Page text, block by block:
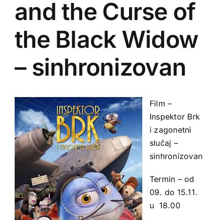
and the Curse of
the Black Widow
– sinhronizovan
Film –
Inspektor Brk
i zagonetni
slučaj –
sinhronizovan
Termin – od
09. do 15.11.
u 18.00